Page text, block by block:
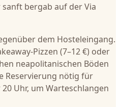
bergab auf der Via
dem Hosteleingang.
Pizzen (7–12 €) oder
neapolitanischen Böden
Reservierung nötig für
Uhr, um Warteschlangen